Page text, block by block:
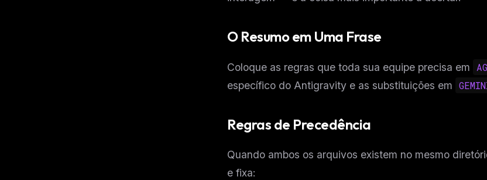
O Resumo em Uma Frase
Coloque as regras que toda sua equipe precisa em
específico do Antigravity e as substituições em
Regras de Precedência
Quando ambos os arquivos existem no mesmo
e fixa: